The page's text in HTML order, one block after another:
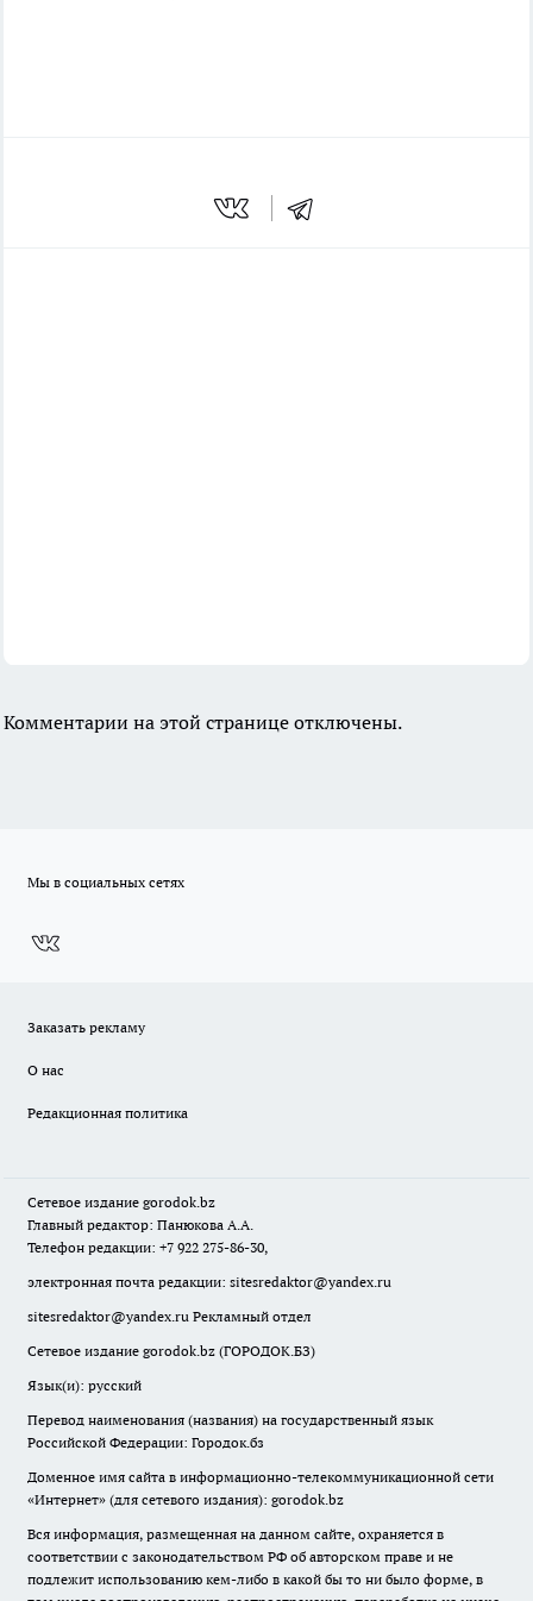
Комментарии на этой странице отключены.
Мы в социальных сетях
Заказать рекламу
О нас
Редакционная политика
Сетевое издание gorodok.bz
Главный редактор: Панюкова А.А.
Телефон редакции: +7 922 275-86-30,
электронная почта редакции: sitesredaktor@yandex.ru
sitesredaktor@yandex.ru Рекламный отдел
Сетевое издание gorodok.bz (ГОРОДОК.БЗ)
Язык(и): русский
Перевод наименования (названия) на государственный язык
Российской Федерации: Городок.бз
Доменное имя сайта в информационно-телекоммуникационной сети
«Интернет» (для сетевого издания): gorodok.bz
Вся информация, размещенная на данном сайте, охраняется в
соответствии с законодательством РФ об авторском праве и не
подлежит использованию кем-либо в какой бы то ни было форме, в